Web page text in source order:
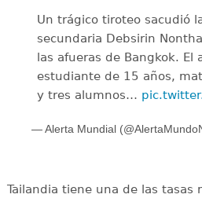
Un trágico tiroteo sacudió
secundaria Debsirin
las afueras de Bangkok. El
estudiante de 15 años,
y tres alumnos…
— Alerta Mundial
Tailandia tiene una de las tasas